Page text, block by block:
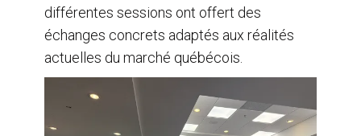
différentes sessions ont offert des
échanges concrets adaptés aux réalités
actuelles du marché québécois.